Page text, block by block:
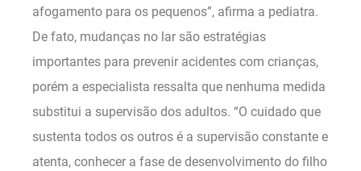
afogamento para os pequenos”, afirma a pediatra.
De fato, mudanças no lar são estratégias
importantes para prevenir acidentes com crianças,
porém a especialista ressalta que nenhuma medida
substitui a supervisão dos adultos. “O cuidado que
sustenta todos os outros é a supervisão constante e
atenta, conhecer a fase de desenvolvimento do filho